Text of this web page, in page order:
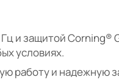
и защитой Corning®
условиях.
работу и надежную